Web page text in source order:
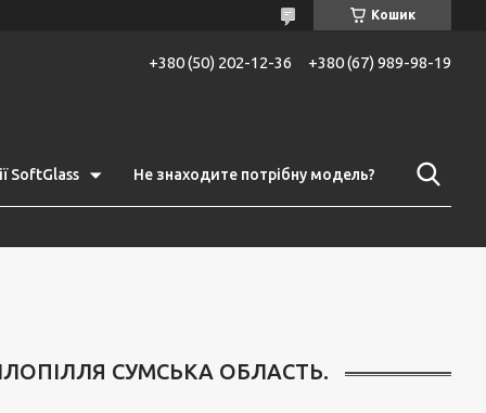
Кошик
+380 (50) 202-12-36 +380 (67) 989-98-19
SoftGlass Не знаходите потрібну модель?
СУМСЬКА ОБЛАСТЬ.